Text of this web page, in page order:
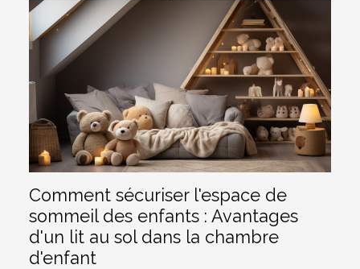
Comment sécuriser l'espace de
sommeil des enfants : Avantages
d'un lit au sol dans la chambre
d'enfant